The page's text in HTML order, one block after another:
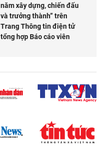
năm xây dựng, chiến đấu
và trưởng thành” trên
Trang Thông tin điện tử
tổng hợp Báo cáo viên